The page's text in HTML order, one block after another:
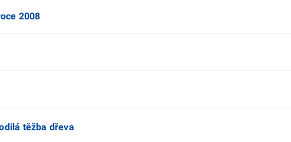
2008
těžba dřeva